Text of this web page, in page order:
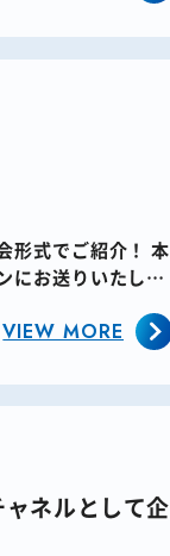
形式でご紹介！​ 本
にお送りいたしま
VIEW MORE
ネルとして企